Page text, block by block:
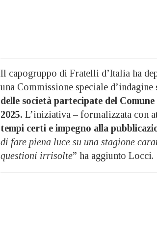
Il capogruppo di Fratelli d’Italia ha
una Commissione speciale d’indagine
delle società partecipate del
2025. L’iniziativa – formalizzata con
tempi certi e impegno alla
di fare piena luce su una stagione
questioni irrisolte” ha aggiunto Locci.